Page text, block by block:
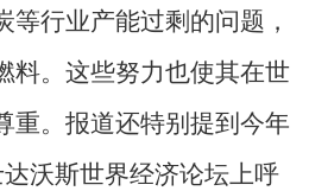
等行业产能过剩的问题，
料。这些努力也使其在世
重。报道还特别提到今年
沃斯世界经济论坛上呼